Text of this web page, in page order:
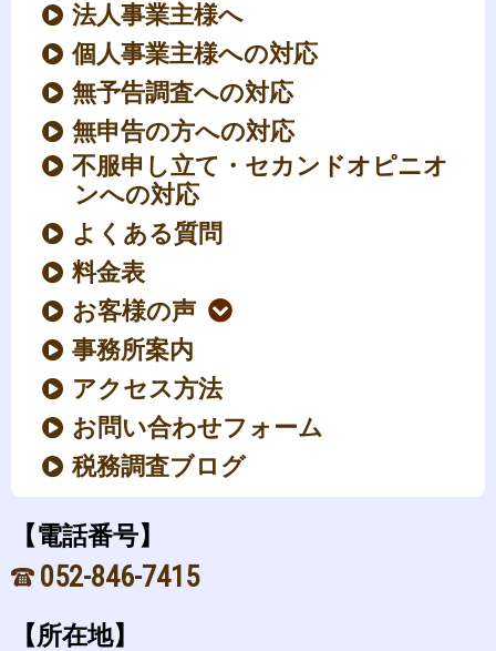
法人事業主様へ
個人事業主様への対応
無予告調査への対応
無申告の方への対応
不服申し立て・セカンドオピニオ
ンへの対応
よくある質問
料金表
お客様の声
事務所案内
アクセス方法
お問い合わせフォーム
税務調査ブログ
【電話番号】
052-846-7415
【所在地】